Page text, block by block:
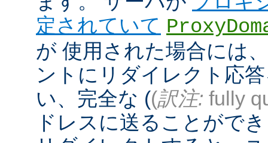
定されていて
が 使用された場合には
ントにリダイレクト応
い、完全な ((訳注: fully
ドレスに送ることがで